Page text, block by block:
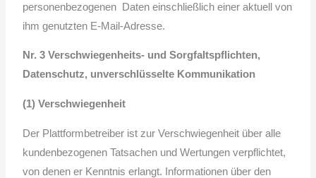
personenbezogenen Daten einschließlich einer aktuell von
ihm genutzten E-Mail-Adresse.
Nr. 3 Verschwiegenheits- und Sorgfaltspflichten,
Datenschutz, unverschlüsselte Kommunikation
(1) Verschwiegenheit
Der Plattformbetreiber ist zur Verschwiegenheit über alle
kundenbezogenen Tatsachen und Wertungen verpflichtet,
von denen er Kenntnis erlangt. Informationen über den